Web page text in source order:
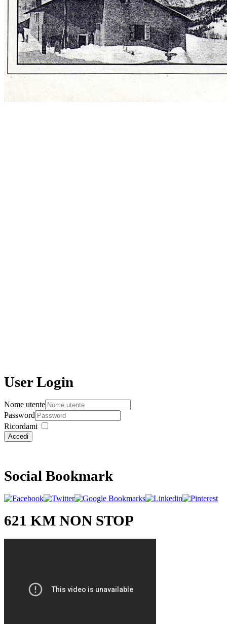
User Login
Nome utente
Password
Ricordami
Accedi
Social Bookmark
621 KM NON STOP